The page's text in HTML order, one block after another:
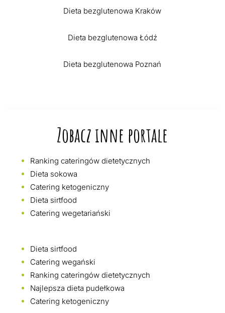
Dieta bezglutenowa Kraków
Dieta bezglutenowa Łódź
Dieta bezglutenowa Poznań
Zobacz inne portale
Ranking cateringów dietetycznych
Dieta sokowa
Catering ketogeniczny
Dieta sirtfood
Catering wegetariański
Dieta sirtfood
Catering wegański
Ranking cateringów dietetycznych
Najlepsza dieta pudełkowa
Catering ketogeniczny